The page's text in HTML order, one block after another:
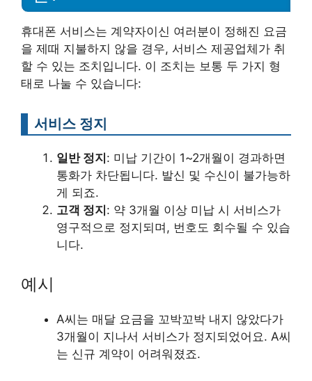
휴대폰 서비스는 계약자이신 여러분이 정해진 요금
을 제때 지불하지 않을 경우, 서비스 제공업체가 취
할 수 있는 조치입니다. 이 조치는 보통 두 가지 형
태로 나눌 수 있습니다:
서비스 정지
일반 정지 : 미납 기간이 1~2개월이 경과하면
통화가 차단됩니다. 발신 및 수신이 불가능하
게 되죠.
고객 정지 : 약 3개월 이상 미납 시 서비스가
영구적으로 정지되며, 번호도 회수될 수 있습
니다.
예시
A씨는 매달 요금을 꼬박꼬박 내지 않았다가
3개월이 지나서 서비스가 정지되었어요. A씨
는 신규 계약이 어려워졌죠.